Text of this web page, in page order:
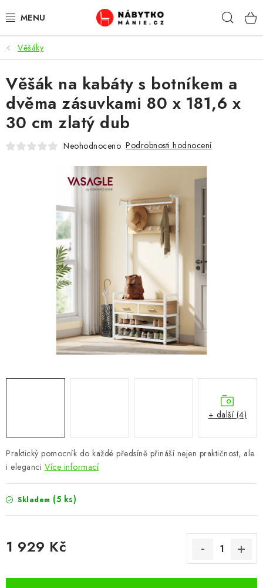
na
OBÝVACÍ POKOJ
KUCHYŇ A JÍDELNA
LOŽNICE
DĚTSKÝ POKOJ
KOUPELNA A WC
CHOVATELSKÉ POTŘEBY
DOPLŇKY A DEKORACE
Vše o nákupu Info
Reklamace a odstoupení od smlouvy
Kontakty
Bonusový program NBM+
Věšáky
Praktický pomocník do každé předsíně přináší nejen praktičnost, ale
i eleganci Více informací
Skladem (5 ks)
1 929 Kč
Věšák na kabáty s botníkem a
dvěma zásuvkami 80 x 181,6 x
30 cm zlatý dub
Neohodnoceno Podrobnosti hodnocení
+ další (4)